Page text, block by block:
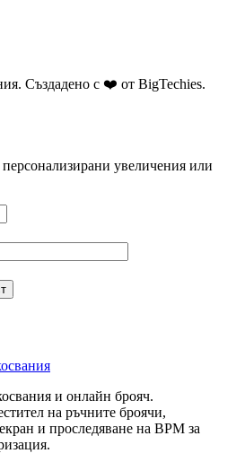
Създадено с ❤️ от BigTechies.
персонализирани увеличения или
и онлайн брояч.
на ръчните броячи,
и проследяване на BPM за